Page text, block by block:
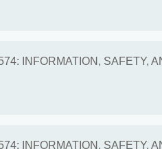
INFORMATION, SAFETY,
INFORMATION, SAFETY,